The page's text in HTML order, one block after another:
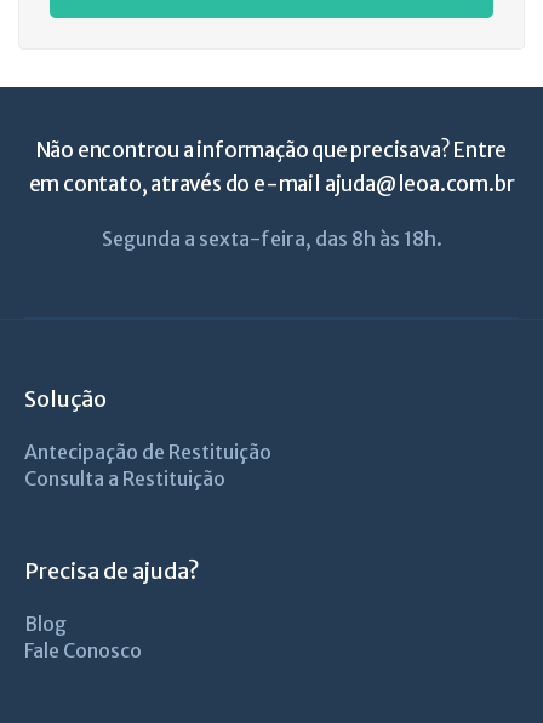
Não encontrou a informação que precisava? Entre
em contato, através do e-mail ajuda@leoa.com.br
Segunda a sexta-feira, das 8h às 18h.
Solução
Antecipação de Restituição
Consulta a Restituição
Precisa de ajuda?
Blog
Fale Conosco